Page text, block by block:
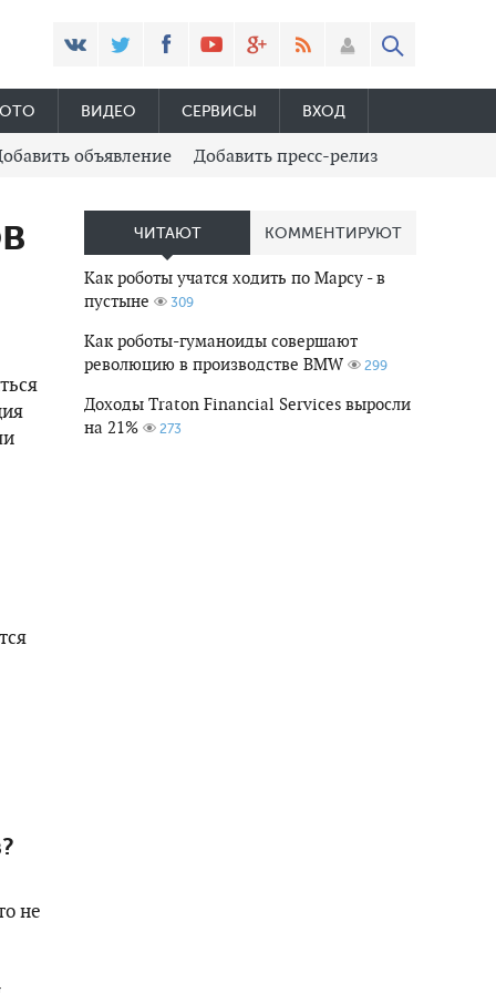
ВИДЕО СЕРВИСЫ ВХОД
объявление Добавить пресс-релиз
не
ЧИТАЮТ КОММЕНТИРУЮТ
Как роботы учатся ходить по Марсу - в
пустыне
309
Как роботы-гуманоиды совершают
революцию в производстве BMW
299
Доходы Traton Financial Services выросли
на 21%
273